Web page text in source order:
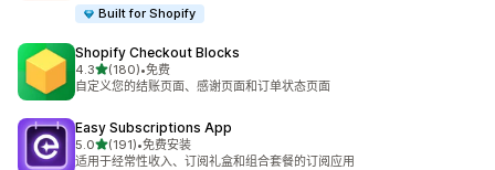
Built for Shopify
Shopify Checkout Blocks
4.3星（满分 5 星）
(180)
总共 180 条评论
•免费
自定义您的结账页面、感谢页面和订单状态页面
Easy Subscriptions App
5.0星（满分 5 星）
(191)
总共 191 条评论
•免费安装
适用于经常性收入、订阅礼盒和组合套餐的订阅应用